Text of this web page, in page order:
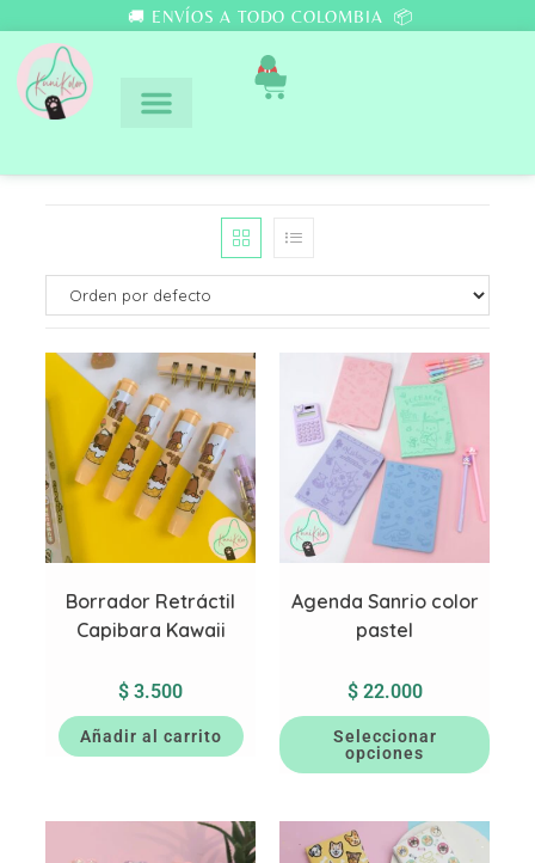
🚚 ENVÍOS A TODO COLOMBIA 📦
0
Borrador Retráctil
Capibara Kawaii
$ 3.500
Añadir al carrito
Agenda Sanrio color
pastel
$22.000
Seleccionar
opciones